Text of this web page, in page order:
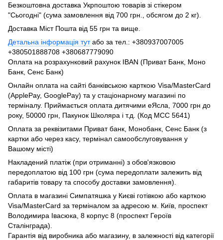
Безкоштовна доставка Укрпоштою товарів зі стікером
"Сьогодні" (сума замовлення від 700 грн., обсягом до 2 кг).
Доставка Міст Пошта від 55 грн та вище.
Детальна інформація тутабо за тел.: +380937007005
+380501888708 +380687779090
Оплата на розрахунковий рахунок IBAN (Приват Банк, Моно
Банк, Сенс Банк)
Онлайн оплата на сайті банківською карткою Visa/MasterCard
(ApplePay, GooglePay) та у стаціонарному магазині по
терміналу. Приймається оплата дитячими еЯсла, 7000 грн до
року, 50000 грн, Пакунок Школяра і т.д. (Код МСС 5641)
Оплата за реквізитами Приват банк, Монобанк, Сенс Банк (з
картки або через касу, термінал самообслуговування у
Вашому місті)
Накладений платіж (при отриманні) з обов'язковою
передоплатою від 100 грн (сума передоплати залежить від
габаритів товару та способу доставки замовлення).
Оплата в магазині Симпатяшка у Києві готівкою або карткою
Visa/MasterCard за терміналом за адресою м. Київ, проспект
Володимира Івасюка, 8 корпус 8 (проспект Героїв
Сталінграда).
Гарантія від виробника або магазину, в залежності від категорії